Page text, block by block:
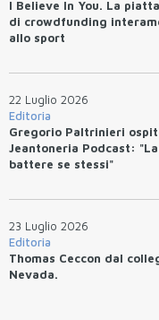
I Believe In You. La
di crowdfunding
allo sport
22 Luglio 2026
Editoria
Gregorio Paltrinieri
Jeantoneria Podcast:
battere se stessi"
23 Luglio 2026
Editoria
Thomas Ceccon dal
Nevada.